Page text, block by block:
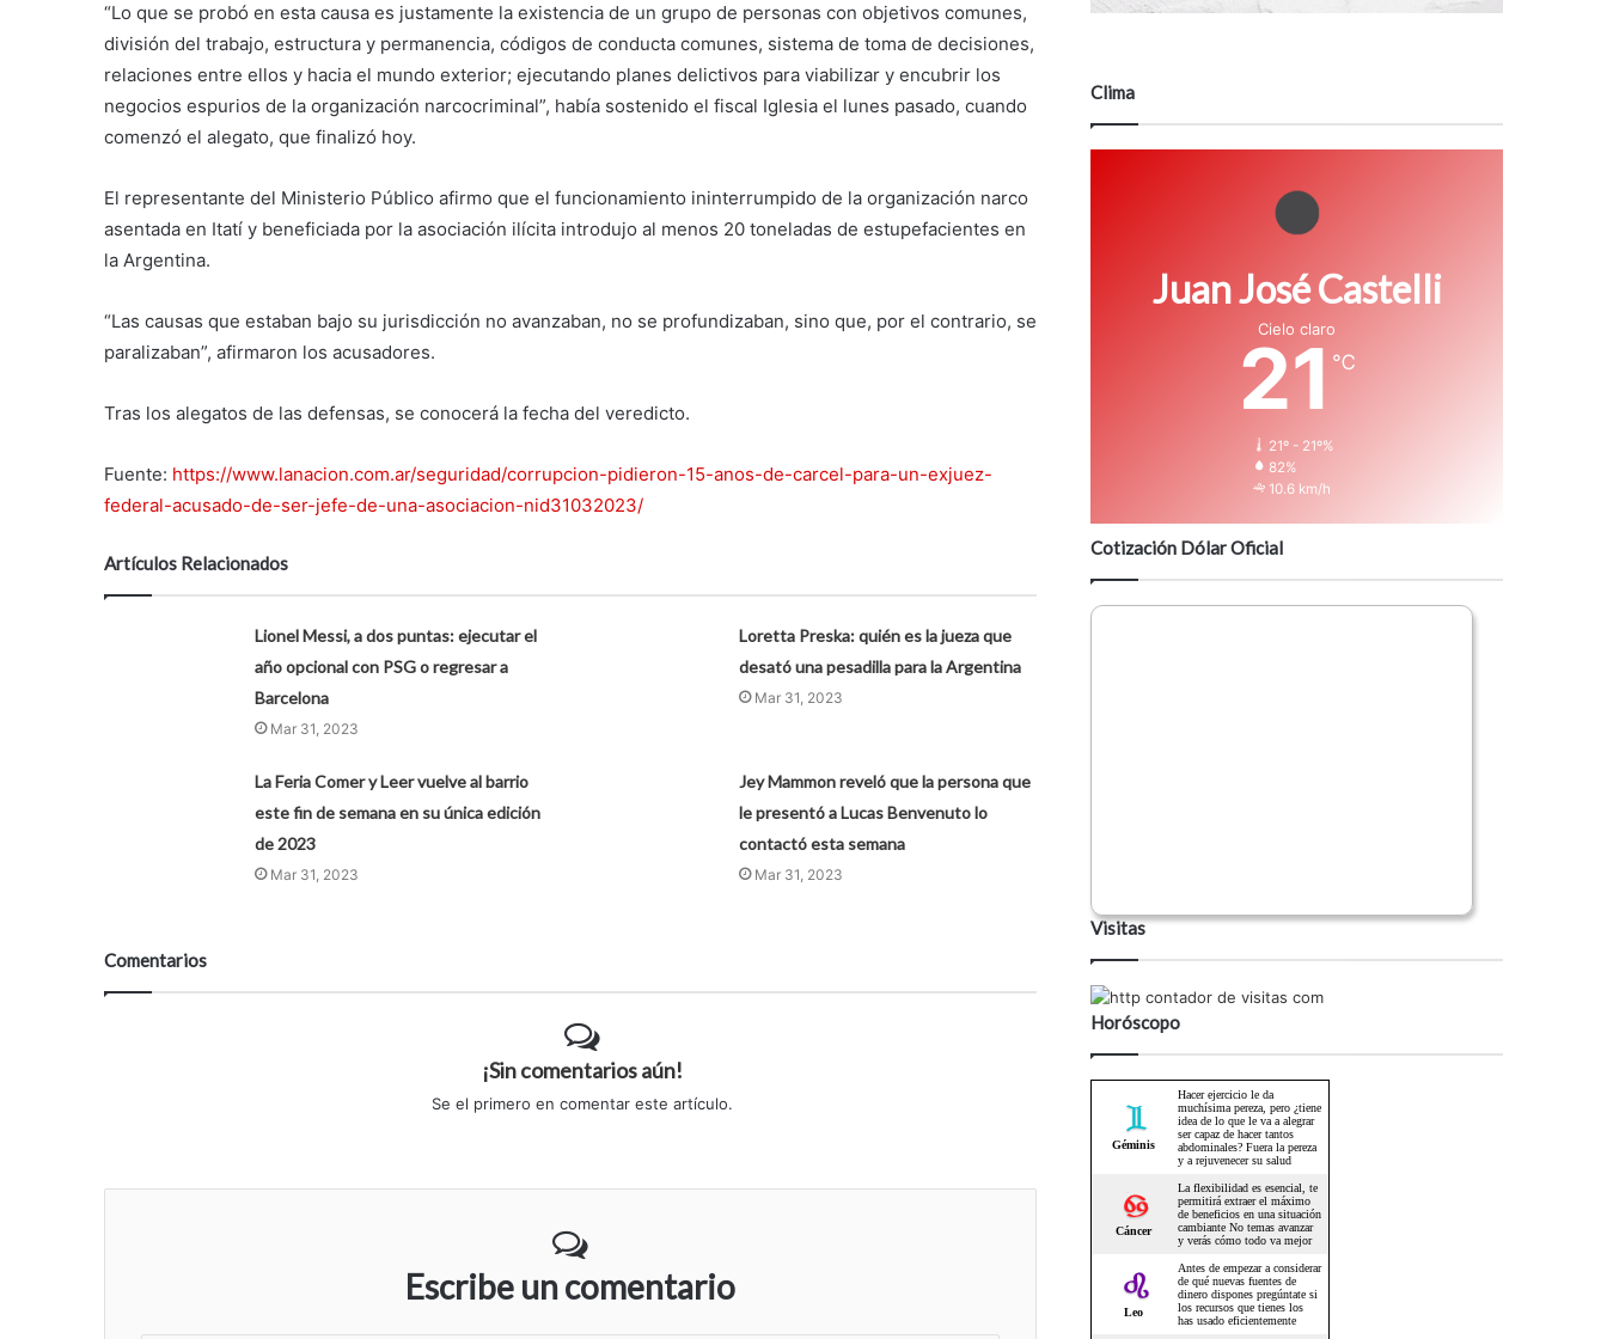
“Lo que se probó en esta causa es justamente la existencia de un grupo de personas con objetivos comunes,
división del trabajo, estructura y permanencia, códigos de conducta comunes, sistema de toma de decisiones,
relaciones entre ellos y hacia el mundo exterior; ejecutando planes delictivos para viabilizar y encubrir los
negocios espurios de la organización narcocriminal”, había sostenido el fiscal Iglesia el lunes pasado, cuando
comenzó el alegato, que finalizó hoy.
El representante del Ministerio Público afirmo que el funcionamiento ininterrumpido de la organización narco
asentada en Itatí y beneficiada por la asociación ilícita introdujo al menos 20 toneladas de estupefacientes en
la Argentina.
“Las causas que estaban bajo su jurisdicción no avanzaban, no se profundizaban, sino que, por el contrario, se
paralizaban”, afirmaron los acusadores.
Tras los alegatos de las defensas, se conocerá la fecha del veredicto.
Fuente: https://www.lanacion.com.ar/seguridad/corrupcion-pidieron-15-anos-de-carcel-para-un-exjuez-
federal-acusado-de-ser-jefe-de-una-asociacion-nid31032023/
Artículos Relacionados
Lionel Messi, a dos puntas: ejecutar el
año opcional con PSG o regresar a
Barcelona
Mar 31, 2023
Loretta Preska: quién es la jueza que
desató una pesadilla para la Argentina
Mar 31, 2023
La Feria Comer y Leer vuelve al barrio
este fin de semana en su única edición
de 2023
Mar 31, 2023
Jey Mammon reveló que la persona que
le presentó a Lucas Benvenuto lo
contactó esta semana
Mar 31, 2023
Comentarios
¡Sin comentarios aún!
Se el primero en comentar este artículo.
Escribe un comentario
Clima
Juan José Castelli
Cielo claro
21 ℃
21º - 21º%
82%
10.6 km/h
Cotización Dólar Oficial
Visitas
Horóscopo